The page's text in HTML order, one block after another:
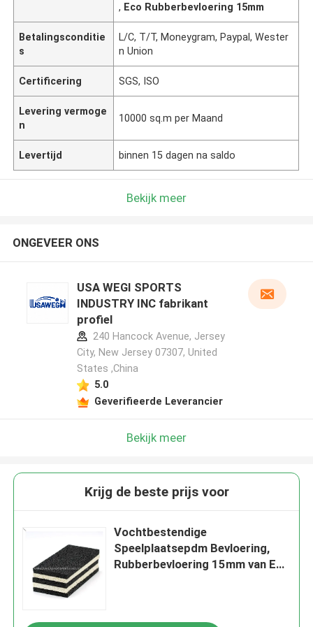
, Eco Rubberbevloering 15mm
Betalingsconditie
s
L/C, T/T, Moneygram, Paypal, Wester
n Union
Certificering SGS, ISO
Levering vermoge
n
10000 sq.m per Maand
Levertijd binnen 15 dagen na saldo
Bekijk meer
ONGEVEER ONS
USA WEGI SPORTS
INDUSTRY INC fabrikant
profiel
240 Hancock Avenue, Jersey
City, New Jersey 07307, United
States ,China
5.0
Geverifieerde Leverancier
Bekijk meer
Krijg de beste prijs voor
Vochtbestendige
Speelplaatsepdm Bevloering,
Rubberbevloering 15mm van Eco